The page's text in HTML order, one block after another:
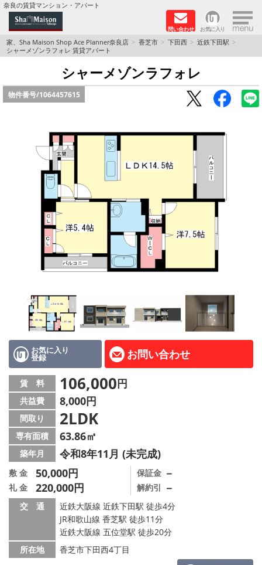
奈良の賃貸マンション・アパート
問い合わせ お気に入り ×
TOPページ
Foreigners welcome！
店長のおすすめ物件
積水ハウス Sha Maison 特集 (奈良北部、木津川
積水ハウス Sha Maison 特集 (奈良南部)
路線·駅から探す
地域から探す
地図から探す
AcePlanner公式ライン
スタッフ紹介
リフォーム のことなら！
オーナー様へ
住宅型有料老人 Ｆｌｅｕｒａｇｅ
店舗情報·アクセス
会社概要
メールでお問い合わせ
家、Sha Maison Shop Ace Planner奈良店 香芝市 下田西
近鉄下田駅
シャーメゾンラフォレ 賃貸アパート
シャーメゾンラフォレ
物件番号/1064457615
お気に入り
登録 お問い合わせ
賃 料 106,000円
共益費 8,000円
間取り 2LDK
専有面積 63.86㎡
築年月 令和8年11月 (未完成)
敷 金 50,000円
礼 金 220,000円
保証金 －
解約引 －
交 通
近鉄大阪線 近鉄下田駅 徒歩4分
JR和歌山線 香芝駅 徒歩11分
近鉄大阪線 五位堂駅 徒歩20分
所在地
香芝市下田西4丁目